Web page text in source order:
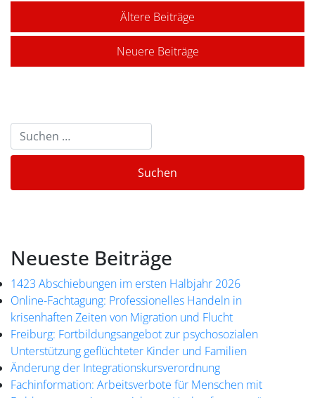
Ältere Beiträge
Neuere Beiträge
Neueste Beiträge
1423 Abschiebungen im ersten Halbjahr 2026
Online-Fachtagung: Professionelles Handeln in
krisenhaften Zeiten von Migration und Flucht
Freiburg: Fortbildungsangebot zur psychosozialen
Unterstützung geflüchteter Kinder und Familien
Änderung der Integrationskursverordnung
Fachinformation: Arbeitsverbote für Menschen mit